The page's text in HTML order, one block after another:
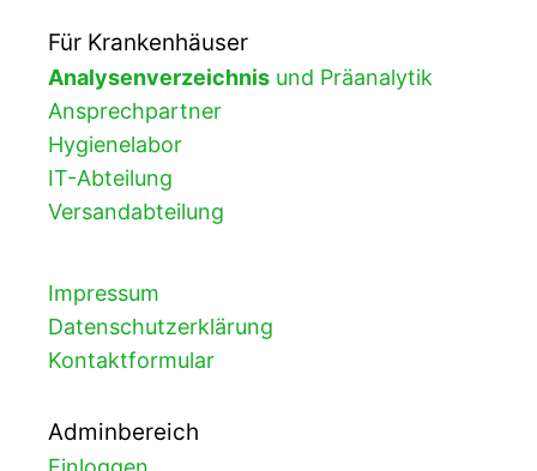
Für Krankenhäuser
Analysenverzeichnis und Präanalytik
Ansprechpartner
Hygienelabor
IT-Abteilung
Versandabteilung
Impressum
Datenschutzerklärung
Kontaktformular
Adminbereich